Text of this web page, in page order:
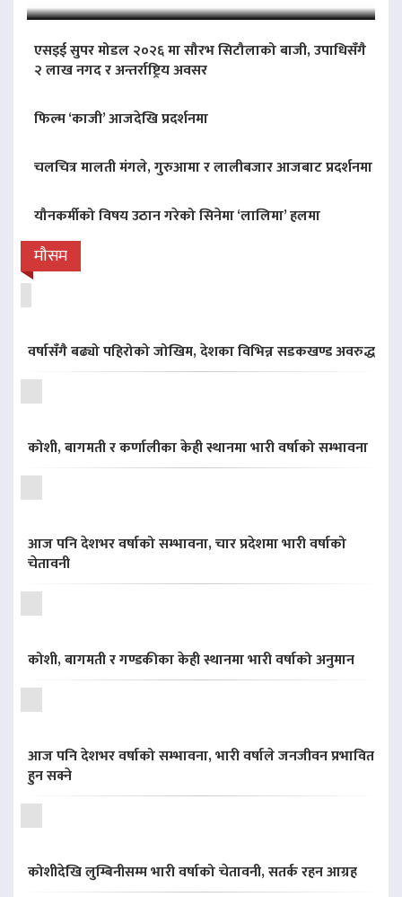
एसइई सुपर मोडल २०२६ मा सौरभ सिटौलाको बाजी, उपाधिसँगै
२ लाख नगद र अन्तर्राष्ट्रिय अवसर
फिल्म ‘काजी’ आजदेखि प्रदर्शनमा
चलचित्र मालती मंगले, गुरुआमा र लालीबजार आजबाट प्रदर्शनमा
यौनकर्मीको विषय उठान गरेको सिनेमा ‘लालिमा’ हलमा
मौसम
वर्षासँगै बढ्यो पहिरोको जोखिम, देशका विभिन्न सडकखण्ड अवरुद्ध
कोशी, बागमती र कर्णालीका केही स्थानमा भारी वर्षाको सम्भावना
आज पनि देशभर वर्षाको सम्भावना, चार प्रदेशमा भारी वर्षाको
चेतावनी
कोशी, बागमती र गण्डकीका केही स्थानमा भारी वर्षाको अनुमान
आज पनि देशभर वर्षाको सम्भावना, भारी वर्षाले जनजीवन प्रभावित
हुन सक्ने
कोशीदेखि लुम्बिनीसम्म भारी वर्षाको चेतावनी, सतर्क रहन आग्रह